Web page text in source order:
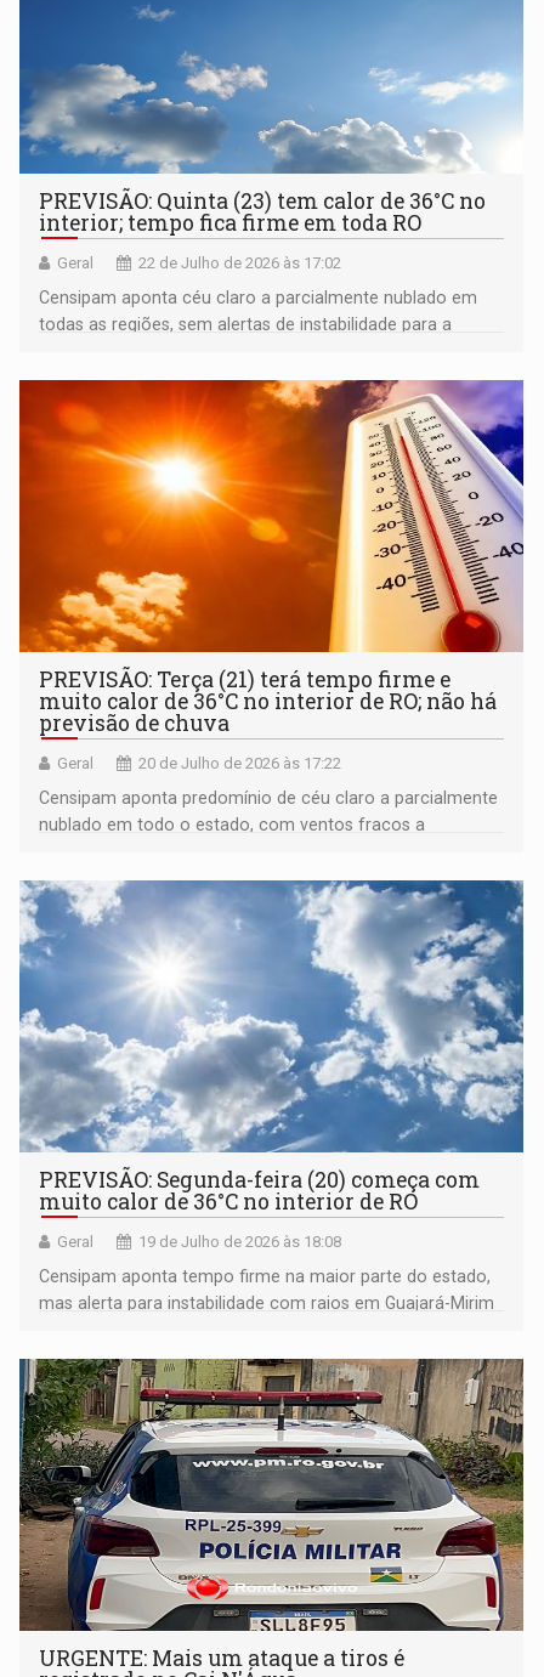
PREVISÃO: Quinta (23) tem calor de 36°C no
interior; tempo fica firme em toda RO
Geral 22 de Julho de 2026 às 17:02
Censipam aponta céu claro a parcialmente nublado em
todas as regiões, sem alertas de instabilidade para a
PREVISÃO: Terça (21) terá tempo firme e
muito calor de 36°C no interior de RO; não há
previsão de chuva
Geral 20 de Julho de 2026 às 17:22
Censipam aponta predomínio de céu claro a parcialmente
nublado em todo o estado, com ventos fracos a
PREVISÃO: Segunda-feira (20) começa com
muito calor de 36°C no interior de RO
Geral 19 de Julho de 2026 às 18:08
Censipam aponta tempo firme na maior parte do estado,
mas alerta para instabilidade com raios em Guajará-Mirim
URGENTE: Mais um ataque a tiros é